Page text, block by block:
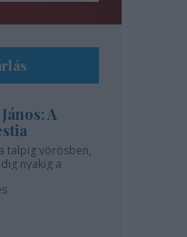
A
talpig vörösben,
nyakig a